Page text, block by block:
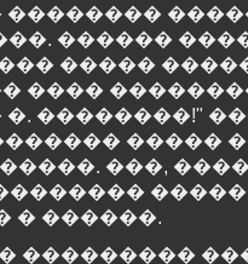
������
�����
����
��������!"
�����
���,
� ������.